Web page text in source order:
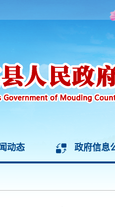
动态 政府信息